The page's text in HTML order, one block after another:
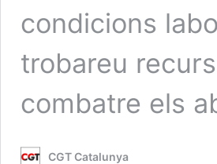
condicions
trobareu
combatre els
CGT Catalunya